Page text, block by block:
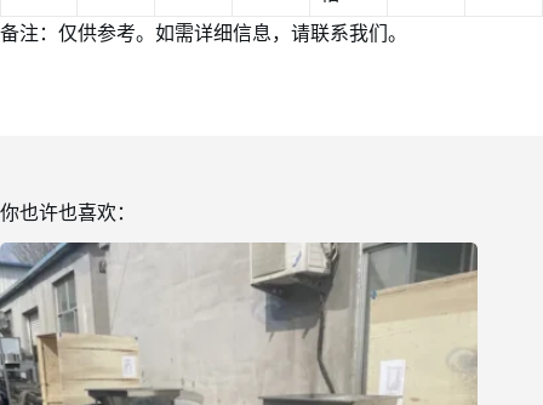
备注：仅供参考。如需详细信息，请联系我们。
你也许也喜欢：